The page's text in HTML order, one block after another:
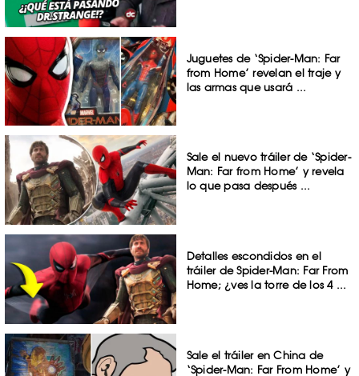
Juguetes de ‘Spider-Man: Far
from Home’ revelan el traje y
las armas que usará ...
Sale el nuevo tráiler de ‘Spider-
Man: Far from Home’ y revela
lo que pasa después ...
Detalles escondidos en el
tráiler de Spider-Man: Far From
Home; ¿ves la torre de los 4 ...
Sale el tráiler en China de
‘Spider-Man: Far From Home’ y